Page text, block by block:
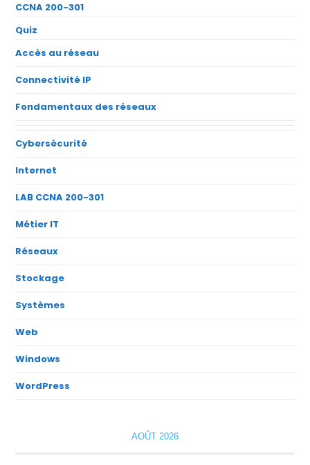
CCNA 200-301
Quiz
Accès au réseau
Connectivité IP
Fondamentaux des réseaux
Cybersécurité
Internet
LAB CCNA 200-301
Métier IT
Réseaux
Stockage
Systèmes
Web
Windows
WordPress
AOÛT 2026